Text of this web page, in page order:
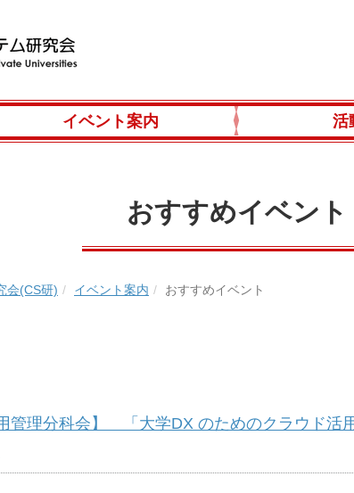
イベント案内 活
おすすめイベント
会(CS研) イベント案内 おすすめイベント
管理分科会】 「大学DX のためのクラウド活